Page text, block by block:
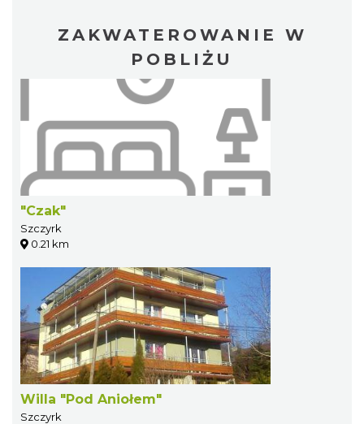
ZAKWATEROWANIE W
POBLIŻU
"Czak"
Szczyrk
0.21 km
Willa "Pod Aniołem"
Szczyrk